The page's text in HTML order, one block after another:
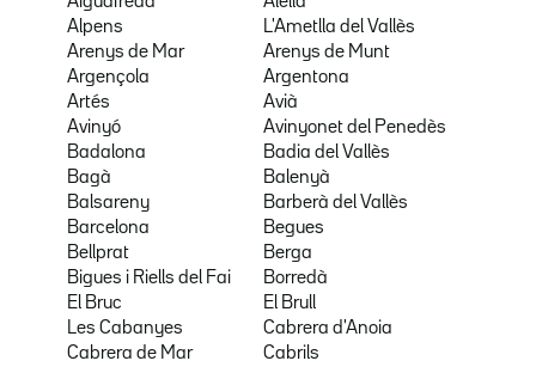
Alpens
L'Ametlla del Vallès
Arenys de Mar
Arenys de Munt
Argençola
Argentona
Artés
Avià
Avinyó
Avinyonet del Penedès
Badalona
Badia del Vallès
Bagà
Balenyà
Balsareny
Barberà del Vallès
Barcelona
Begues
Bellprat
Berga
Bigues i Riells del Fai
Borredà
El Bruc
El Brull
Les Cabanyes
Cabrera d'Anoia
Cabrera de Mar
Cabrils